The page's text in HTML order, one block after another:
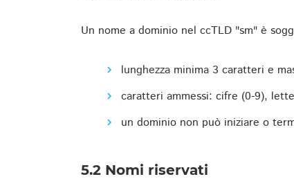
Un nome a dominio nel ccTLD "sm" è
lunghezza minima 3 caratteri e
caratteri ammessi: cifre (0-9),
un dominio non può iniziare o
5.2 Nomi riservati